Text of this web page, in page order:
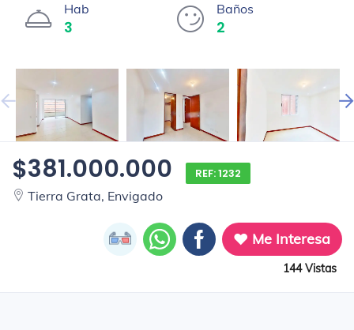
Hab
3
Baños
2
$381.000.000 REF: 1232
Tierra Grata, Envigado
Me Interesa
144 Vistas